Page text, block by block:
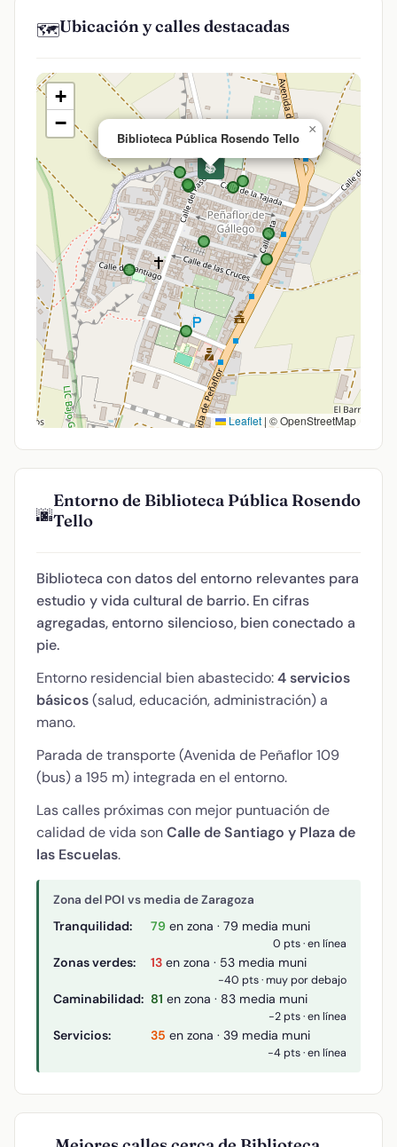
🗺️Ubicación y calles destacadas
📚
Biblioteca Pública Rosendo Tello
×
+
−
Leaflet | © OpenStreetMap
🌆
Entorno de Biblioteca Pública Rosendo
Tello
Biblioteca con datos del entorno relevantes para
estudio y vida cultural de barrio. En cifras
agregadas, entorno silencioso, bien conectado a
pie.
Entorno residencial bien abastecido:4 servicios
básicos(salud, educación, administración) a
mano.
Parada de transporte (Avenida de Peñaflor 109
(bus) a 195 m) integrada en el entorno.
Las calles próximas con mejor puntuación de
calidad de vida sonCalle de Santiago y Plaza de
las Escuelas.
Zona del POI vs media de Zaragoza
Tranquilidad: 79 en zona · 79 media muni
0 pts · en línea
Zonas verdes: 13 en zona · 53 media muni
-40 pts · muy por debajo
Caminabilidad: 81 en zona · 83 media muni
-2 pts · en línea
Servicios: 35 en zona · 39 media muni
-4 pts · en línea